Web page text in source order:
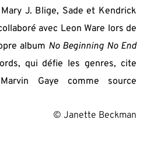
J. Blige, Sade et Kendrick
avec Leon Ware lors de
album No Beginning No End
qui défie les genres, cite
Gaye comme source
© Janette Beckman